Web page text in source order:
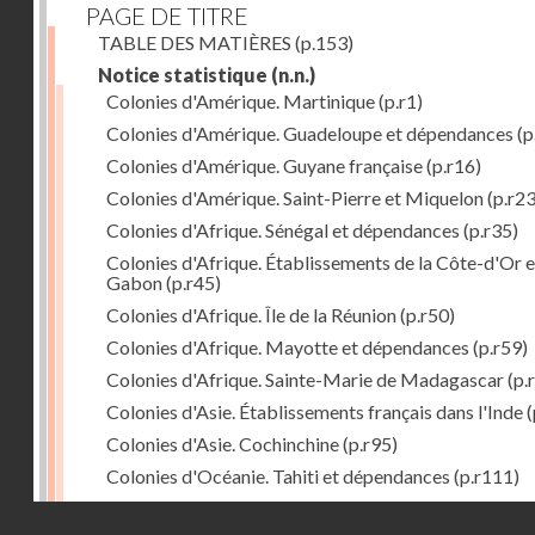
PAGE DE TITRE
TABLE DES MATIÈRES (p.153)
Notice statistique (n.n.)
Colonies d'Amérique. Martinique(p.r1)
Colonies d'Amérique. Guadeloupe et dépendances
Colonies d'Amérique. Guyane française(p.r16)
Colonies d'Amérique. Saint-Pierre et Miquelon
Colonies d'Afrique. Sénégal et dépendances (p.r35)
Colonies d'Afrique. Établissements de la Côte-d'Or
Gabon(p.r45)
Colonies d'Afrique. Île de la Réunion(p.r50)
Colonies d'Afrique. Mayotte et dépendances (p.r59)
Colonies d'Afrique. Sainte-Marie de Madagascar
Colonies d'Asie. Établissements français dans l'Inde
Colonies d'Asie. Cochinchine(p.r95)
Colonies d'Océanie. Tahiti et dépendances (p.r111)
Colonies d'Océanie. Nouvelle-Calédonie(p.r130)